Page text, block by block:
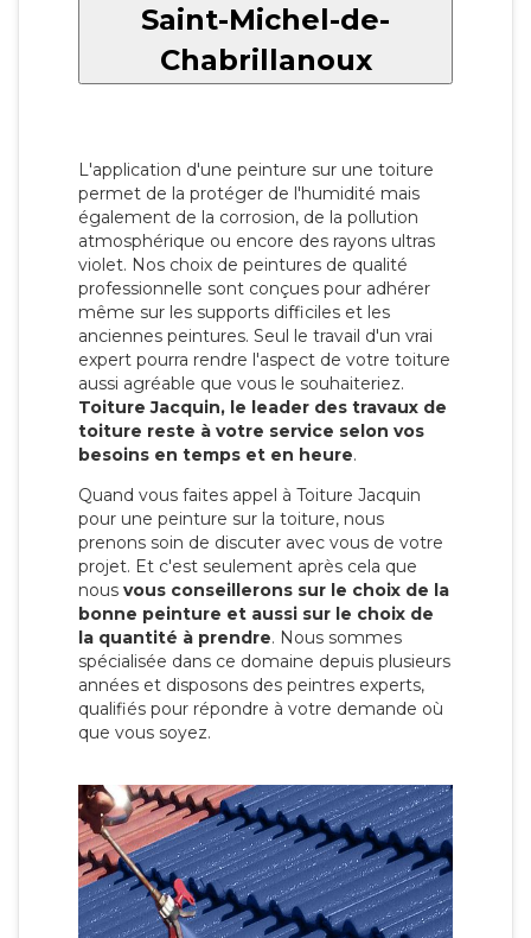
Saint-Michel-de-
Chabrillanoux
L'application d'une peinture sur une toiture
permet de la protéger de l'humidité mais
également de la corrosion, de la pollution
atmosphérique ou encore des rayons ultras
violet. Nos choix de peintures de qualité
professionnelle sont conçues pour adhérer
même sur les supports difficiles et les
anciennes peintures. Seul le travail d'un vrai
expert pourra rendre l'aspect de votre toiture
aussi agréable que vous le souhaiteriez.
Toiture Jacquin, le leader des travaux de
toiture reste à votre service selon vos
besoins en temps et en heure.
Quand vous faites appel à Toiture Jacquin
pour une peinture sur la toiture, nous
prenons soin de discuter avec vous de votre
projet. Et c'est seulement après cela que
nous vous conseillerons sur le choix de la
bonne peinture et aussi sur le choix de
la quantité à prendre. Nous sommes
spécialisée dans ce domaine depuis plusieurs
années et disposons des peintres experts,
qualifiés pour répondre à votre demande où
que vous soyez.